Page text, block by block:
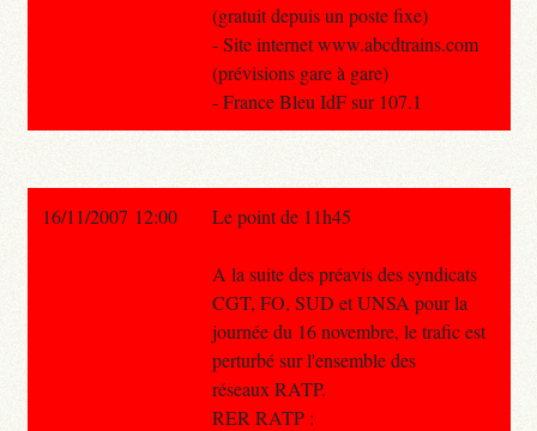
(gratuit depuis un poste fixe)
- Site internet www.abcdtrains.com
(prévisions gare à gare)
- France Bleu IdF sur 107.1
16/11/2007 12:00 Le point de 11h45
A la suite des préavis des syndicats
CGT, FO, SUD et UNSA pour la
journée du 16 novembre, le trafic est
perturbé sur l'ensemble des
réseaux RATP.
RER RATP :